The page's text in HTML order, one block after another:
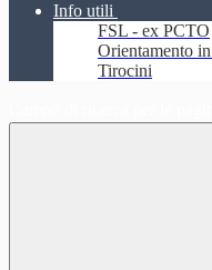
Info utili
FSL - ex PCTO
Orientamento
Tirocini